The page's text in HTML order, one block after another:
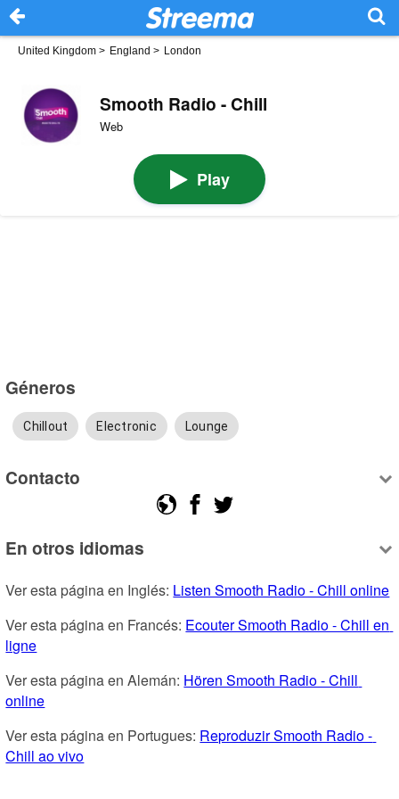
United Kingdom > England > London
Smooth Radio - Chill
Web
Play
Géneros
Chillout Electronic Lounge
Contacto
En otros idiomas
Ver esta página en Inglés: Listen Smooth Radio - Chill online
Ver esta página en Francés: Ecouter Smooth Radio - Chill en
ligne
Ver esta página en Alemán: Hören Smooth Radio - Chill
online
Ver esta página en Portugues: Reproduzir Smooth Radio -
Chill ao vivo